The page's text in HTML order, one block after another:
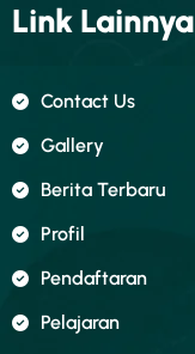
Link Lainnya
Contact Us
Gallery
Berita Terbaru
Profil
Pendaftaran
Pelajaran